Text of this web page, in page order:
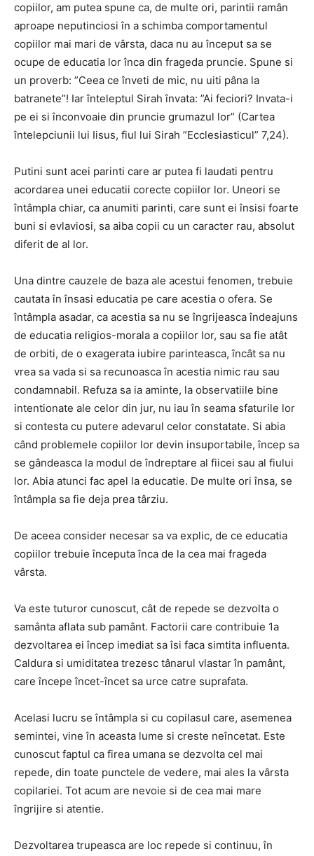
copiilor, am putea spune ca, de multe ori, parintii ramân
aproape neputinciosi în a schimba comportamentul
copiilor mai mari de vârsta, daca nu au început sa se
ocupe de educatia lor înca din frageda pruncie. Spune si
un proverb: ”Ceea ce înveti de mic, nu uiti pâna la
batranete”! Iar înteleptul Sirah învata: ”Ai feciori? Invata-i
pe ei si înconvoaie din pruncie grumazul lor” (Cartea
întelepciunii lui Iisus, fiul lui Sirah ”Ecclesiasticul” 7,24).
Putini sunt acei parinti care ar putea fi laudati pentru
acordarea unei educatii corecte copiilor lor. Uneori se
întâmpla chiar, ca anumiti parinti, care sunt ei însisi foarte
buni si evlaviosi, sa aiba copii cu un caracter rau, absolut
diferit de al lor.
Una dintre cauzele de baza ale acestui fenomen, trebuie
cautata în însasi educatia pe care acestia o ofera. Se
întâmpla asadar, ca acestia sa nu se îngrijeasca îndeajuns
de educatia religios-morala a copiilor lor, sau sa fie atât
de orbiti, de o exagerata iubire parinteasca, încât sa nu
vrea sa vada si sa recunoasca în acestia nimic rau sau
condamnabil. Refuza sa ia aminte, la observatiile bine
intentionate ale celor din jur, nu iau în seama sfaturile lor
si contesta cu putere adevarul celor constatate. Si abia
când problemele copiilor lor devin insuportabile, încep sa
se gândeasca la modul de îndreptare al fiicei sau al fiului
lor. Abia atunci fac apel la educatie. De multe ori însa, se
întâmpla sa fie deja prea târziu.
De aceea consider necesar sa va explic, de ce educatia
copiilor trebuie începuta înca de la cea mai frageda
vârsta.
Va este tuturor cunoscut, cât de repede se dezvolta o
samânta aflata sub pamânt. Factorii care contribuie 1a
dezvoltarea ei încep imediat sa îsi faca simtita influenta.
Caldura si umiditatea trezesc tânarul vlastar în pamânt,
care începe încet-încet sa urce catre suprafata.
Acelasi lucru se întâmpla si cu copilasul care, asemenea
semintei, vine în aceasta lume si creste neîncetat. Este
cunoscut faptul ca firea umana se dezvolta cel mai
repede, din toate punctele de vedere, mai ales la vârsta
copilariei. Tot acum are nevoie si de cea mai mare
îngrijire si atentie.
Dezvoltarea trupeasca are loc repede si continuu, în